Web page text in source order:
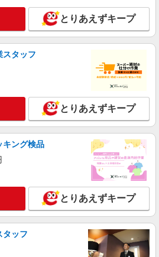
郡山市
詳細を見る
宇都宮支店/ms090101
時給1200円 ◆前払い・日払い・週払いOK
郡山市郡山駅周辺
詳細を見る
未経験OKの人間関係に悩まない職場
住スタッフ
円〜2062円 ＜日払い有/週払い有/交
給(ガソリン代含む)＞
とりあえずキープ
スタッフ
とりあえずキープ
キング検品
とりあえずキープ
タッフ